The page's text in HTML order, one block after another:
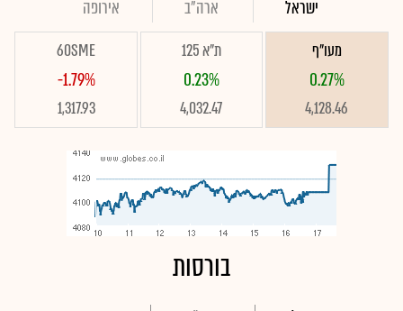
ישראל ארה"ב אירופה
מעו"ף
0.27%
4,128.46
ת"א 125
0.23%
4,032.47
60SME
-1.79%
1,317.93
בורסות